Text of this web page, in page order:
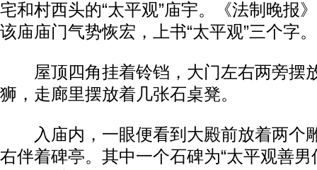
宅和村西头的“太平观”庙宇。《法制晚报
该庙庙门气势恢宏，上书“太平观”三个字。
屋顶四角挂着铃铛，大门左右两旁摆
狮，走廊里摆放着几张石桌凳。
入庙内，一眼便看到大殿前放着两个
右伴着碑亭。其中一个石碑为“太平观善男